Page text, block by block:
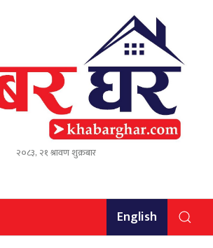
२०८३, २१ श्रावण शुक्रबार
English